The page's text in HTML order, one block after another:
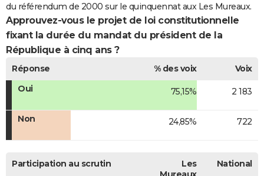
du référendum de 2000 sur le quinquennat aux Les Mureaux.
Approuvez-vous le projet de loi constitutionnelle
fixant la durée du mandat du président de la
République à cinq ans ?
Réponse % des voix
Voix
Oui
75,15% 2 183
Non 24,85% 722
Participation au scrutin
Les
National